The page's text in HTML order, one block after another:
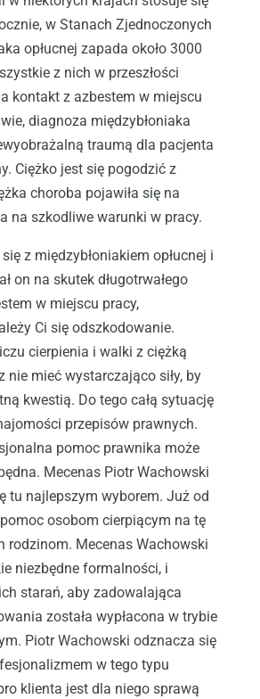
w Stanach Zjednoczonych
opłucnej zapada około 3000
z nich w przeszłości
kontakt z azbestem w miejscu
diagnoza międzybłoniaka
traumą dla pacjenta
Ciężko jest się pogodzić z
choroba pojawiła się na
na szkodliwe warunki w pracy.
z międzybłoniakiem opłucnej i
on na skutek długotrwałego
w miejscu pracy,
Ci się odszkodowanie.
cierpienia i walki z ciężką
nie mieć wystarczająco siły, by
kwestią. Do tego całą sytuację
przepisów prawnych.
pomoc prawnika może
Mecenas Piotr Wachowski
tu najlepszym wyborem. Już od
osobom cierpiącym na tę
rodzinom. Mecenas Wachowski
niezbędne formalności, i
starań, aby zadowalająca
została wypłacona w trybie
Piotr Wachowski odznacza się
w tego typu
klienta jest dla niego sprawą